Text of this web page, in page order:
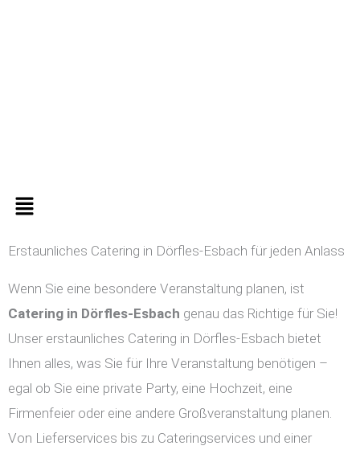
Menü
Erstaunliches Catering in Dörfles-Esbach für jeden Anlass
Wenn Sie eine besondere Veranstaltung planen, ist
Catering in Dörfles-Esbach genau das Richtige für Sie!
Unser erstaunliches Catering in Dörfles-Esbach bietet
Ihnen alles, was Sie für Ihre Veranstaltung benötigen –
egal ob Sie eine private Party, eine Hochzeit, eine
Firmenfeier oder eine andere Großveranstaltung planen.
Von Lieferservices bis zu Cateringservices und einer